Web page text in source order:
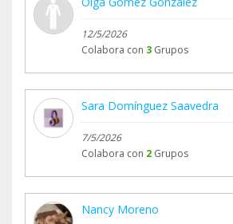
12/5/2026
Colabora con 3 Grupos
Sara Domínguez Saavedra
7/5/2026
Colabora con 2 Grupos
Nancy Moreno